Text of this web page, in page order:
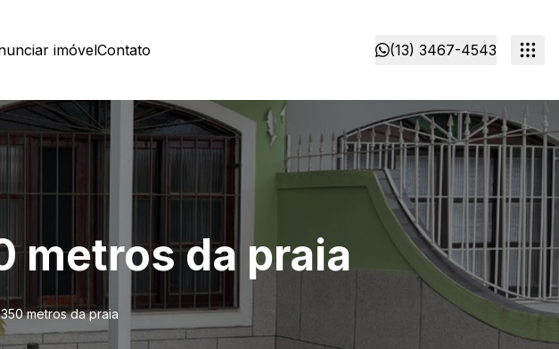
imóvelContato (13) 3467-4543
metros da praia
metros da praia